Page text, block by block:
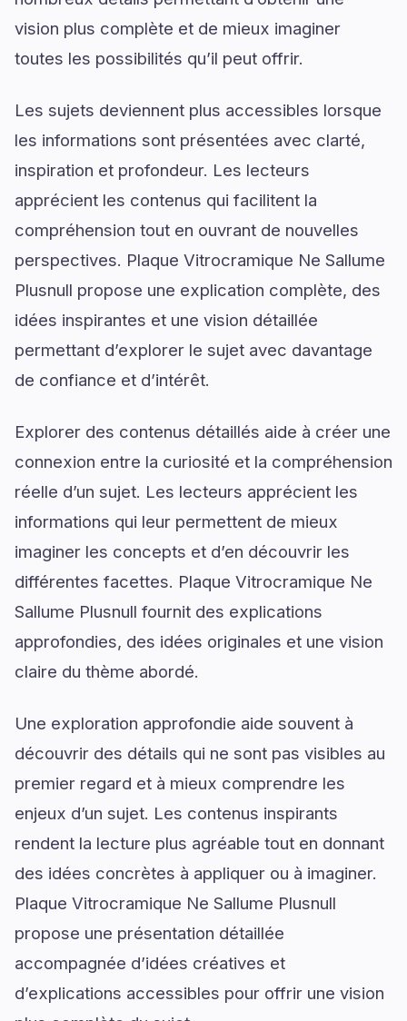
vision plus complète et de mieux imaginer
toutes les possibilités qu’il peut offrir.
Les sujets deviennent plus accessibles lorsque
les informations sont présentées avec clarté,
inspiration et profondeur. Les lecteurs
apprécient les contenus qui facilitent la
compréhension tout en ouvrant de nouvelles
perspectives. Plaque Vitrocramique Ne Sallume
Plusnull propose une explication complète, des
idées inspirantes et une vision détaillée
permettant d’explorer le sujet avec davantage
de confiance et d’intérêt.
Explorer des contenus détaillés aide à créer une
connexion entre la curiosité et la compréhension
réelle d’un sujet. Les lecteurs apprécient les
informations qui leur permettent de mieux
imaginer les concepts et d’en découvrir les
différentes facettes. Plaque Vitrocramique Ne
Sallume Plusnull fournit des explications
approfondies, des idées originales et une vision
claire du thème abordé.
Une exploration approfondie aide souvent à
découvrir des détails qui ne sont pas visibles au
premier regard et à mieux comprendre les
enjeux d’un sujet. Les contenus inspirants
rendent la lecture plus agréable tout en donnant
des idées concrètes à appliquer ou à imaginer.
Plaque Vitrocramique Ne Sallume Plusnull
propose une présentation détaillée
accompagnée d’idées créatives et
d’explications accessibles pour offrir une vision